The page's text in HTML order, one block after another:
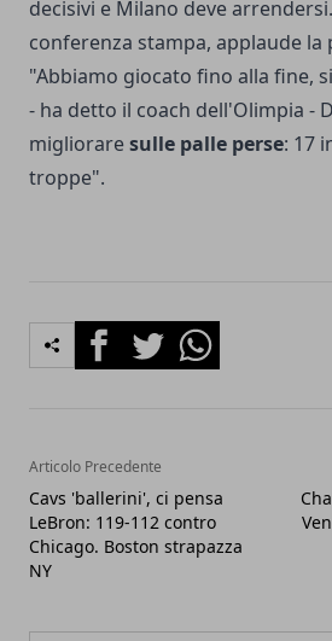
decisivi e Milano deve arrendersi.
conferenza stampa, applaude la
"Abbiamo giocato fino alla fine,
- ha detto il coach dell'Olimpia -
miglioraresulle palle perse: 17
troppe".
FacebookTwitterWhatsapp
Articolo Precedente
Cavs 'ballerini', ci pensa
LeBron: 119-112 contro
Chicago. Boston strapazza
NY